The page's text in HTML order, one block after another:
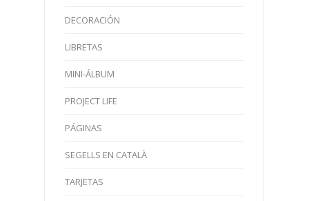
DECORACIÓN
LIBRETAS
MINI-ÁLBUM
PROJECT LIFE
PÁGINAS
SEGELLS EN CATALÀ
TARJETAS